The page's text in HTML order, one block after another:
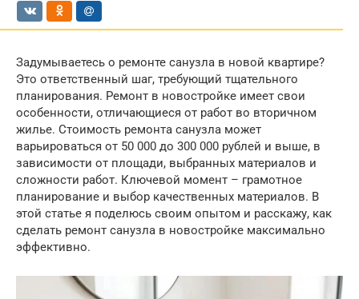
Задумываетесь о ремонте санузла в новой квартире?
Это ответственный шаг, требующий тщательного
планирования. Ремонт в новостройке имеет свои
особенности, отличающиеся от работ во вторичном
жилье. Стоимость ремонта санузла может
варьироваться от 50 000 до 300 000 рублей и выше, в
зависимости от площади, выбранных материалов и
сложности работ. Ключевой момент – грамотное
планирование и выбор качественных материалов. В
этой статье я поделюсь своим опытом и расскажу, как
сделать ремонт санузла в новостройке максимально
эффективно.